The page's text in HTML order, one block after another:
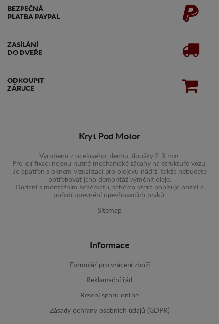
BEZPEČNÁ
PLATBA PAYPAL
ZASÍLÁNÍ
DO DVEŘE
ODKOUPIT
ZÁRUCE
Kryt Pod Motor
Vyrobeno z ocelového plechu, tloušky 2-3 mm.
Pro její fixaci nejsou nutné mechanické zásahy na struktuře vozu.
Je opatřen s oknem vizualizací pro olejovu nádrž, takže nebudete
potřebovat jeho demontáž výměnit oleje.
Dodaní s montážním schématu, schéma která popisuje pozici a
pořadí upevnění upevňovacích prvků.
Sitemap
Informace
Formulář pro vrácení zboží
Reklamační řád
Resení sporu online
Zásady ochrany osobních údajů (GDPR)